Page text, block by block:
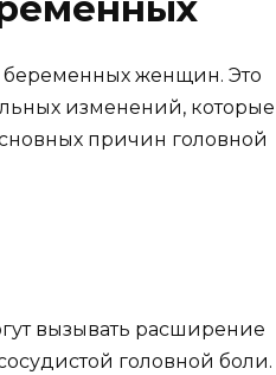
беременных женщин. Это
изменений, которые
причин головной
вызывать расширение
головной боли.